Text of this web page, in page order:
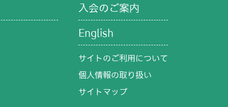
入会のご案内
English
サイトのご利用について
個人情報の取り扱い
サイトマップ